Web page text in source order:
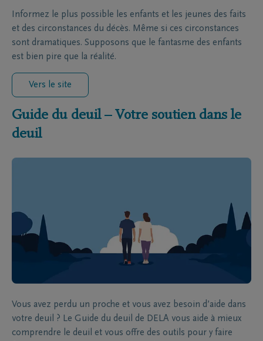
Informez le plus possible les enfants et les jeunes des faits
et des circonstances du décès. Même si ces circonstances
sont dramatiques. Supposons que le fantasme des enfants
est bien pire que la réalité.
Vers le site
Guide du deuil – Votre soutien dans le
deuil
Vous avez perdu un proche et vous avez besoin d’aide dans
votre deuil ? Le Guide du deuil de DELA vous aide à mieux
comprendre le deuil et vous offre des outils pour y faire